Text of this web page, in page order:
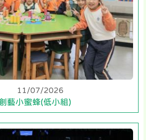
11/07/2026
藝小蜜蜂(低小組)